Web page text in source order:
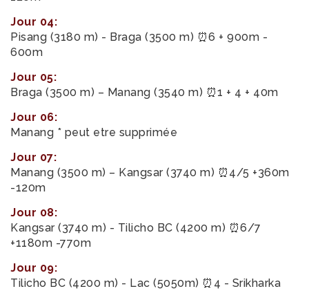
Jour 04:
Pisang (3180 m) - Braga (3500 m) ⏰6 + 900m -
600m
Jour 05:
Braga (3500 m) – Manang (3540 m) ⏰1 + 4 + 40m
Jour 06:
Manang * peut etre supprimée
Jour 07:
Manang (3500 m) – Kangsar (3740 m) ⏰4/5 +360m
-120m
Jour 08:
Kangsar (3740 m) - Tilicho BC (4200 m) ⏰6/7
+1180m -770m
Jour 09:
Tilicho BC (4200 m) - Lac (5050m) ⏰4 - Srikharka